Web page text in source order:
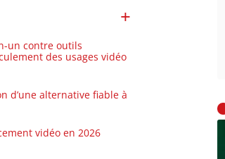
un contre outils
des usages vidéo
d’une alternative fiable à
vidéo en 2026